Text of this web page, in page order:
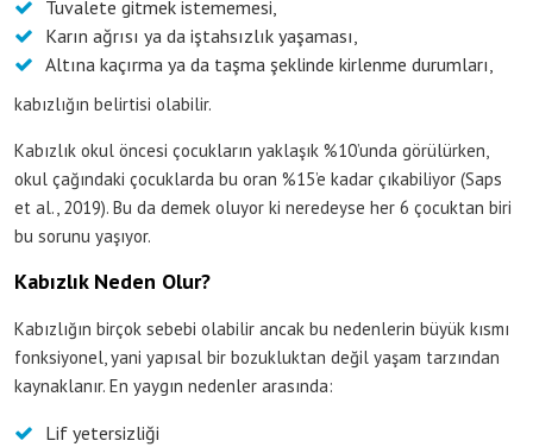
Tuvalete gitmek istememesi,
Karın ağrısı ya da iştahsızlık yaşaması,
Altına kaçırma ya da taşma şeklinde kirlenme durumları,
kabızlığın belirtisi olabilir.
Kabızlık okul öncesi çocukların yaklaşık %10’unda görülürken,
okul çağındaki çocuklarda bu oran %15’e kadar çıkabiliyor (Saps
et al., 2019). Bu da demek oluyor ki neredeyse her 6 çocuktan biri
bu sorunu yaşıyor.
Kabızlık Neden Olur?
Kabızlığın birçok sebebi olabilir ancak bu nedenlerin büyük kısmı
fonksiyonel, yani yapısal bir bozukluktan değil yaşam tarzından
kaynaklanır. En yaygın nedenler arasında:
Lif yetersizliği